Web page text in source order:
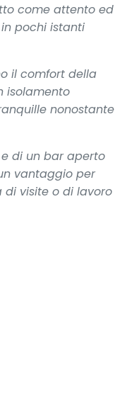
come attento ed
pochi istanti
il comfort della
isolamento
nonostante
di un bar aperto
vantaggio per
di visite o di lavoro